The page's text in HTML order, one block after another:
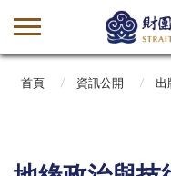
首頁 資訊公開 出